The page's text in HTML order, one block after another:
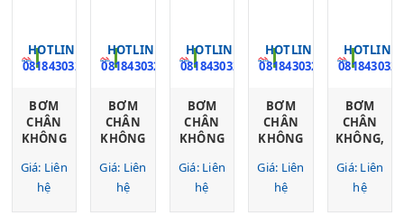
HOTLINE
0818430328
BƠM
CHÂN
KHÔNG
MBAR-
60L/PHÚT,
Giá: Liên
hệ
HOTLINE
0818430328
BƠM
CHÂN
KHÔNG
MBAR-
30L/PHÚT,
Giá: Liên
hệ
HOTLINE
0818430328
BƠM
CHÂN
KHÔNG
MBAR,
GM-
Giá: Liên
hệ
HOTLINE
0818430328
BƠM
CHÂN
KHÔNG
NƯỚC
SHZ-
Giá: Liên
hệ
HOTLINE
0818430328
BƠM
CHÂN
KHÔNG,
XDS35IC,
HÃNG:
Giá: Liên
hệ